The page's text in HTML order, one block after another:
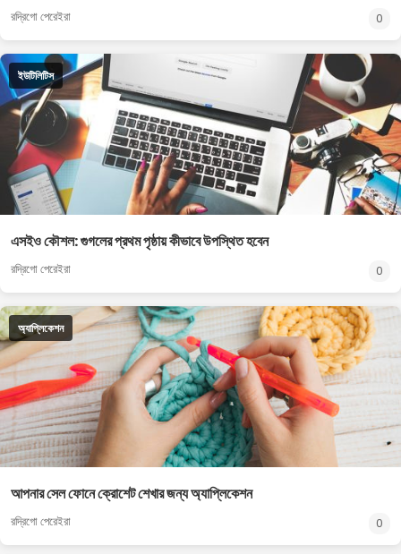
রদ্রিগো পেরেইরা 0
ইউটিলিটিস
এসইও কৌশল: গুগলের প্রথম পৃষ্ঠায় কীভাবে উপস্থিত হবেন
রদ্রিগো পেরেইরা 0
অ্যাপ্লিকেশন
আপনার সেল ফোনে ক্রোশেট শেখার জন্য অ্যাপ্লিকেশন
রদ্রিগো পেরেইরা 0